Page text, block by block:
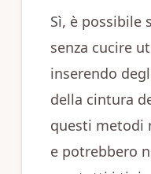
Sì, è possibile
senza cucire
inserendo
della cintura
questi metodi
e potrebbero